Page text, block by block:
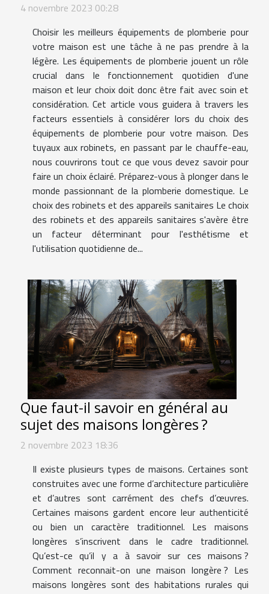
4 novembre 2023 00:28
Choisir les meilleurs équipements de plomberie pour
votre maison est une tâche à ne pas prendre à la
légère. Les équipements de plomberie jouent un rôle
crucial dans le fonctionnement quotidien d'une
maison et leur choix doit donc être fait avec soin et
considération. Cet article vous guidera à travers les
facteurs essentiels à considérer lors du choix des
équipements de plomberie pour votre maison. Des
tuyaux aux robinets, en passant par le chauffe-eau,
nous couvrirons tout ce que vous devez savoir pour
faire un choix éclairé. Préparez-vous à plonger dans le
monde passionnant de la plomberie domestique. Le
choix des robinets et des appareils sanitaires Le choix
des robinets et des appareils sanitaires s'avère être
un facteur déterminant pour l'esthétisme et
l'utilisation quotidienne de...
Que faut-il savoir en général au
sujet des maisons longères ?
2 novembre 2023 18:36
Il existe plusieurs types de maisons. Certaines sont
construites avec une forme d’architecture particulière
et d’autres sont carrément des chefs d’œuvres.
Certaines maisons gardent encore leur authenticité
ou bien un caractère traditionnel. Les maisons
longères s’inscrivent dans le cadre traditionnel.
Qu’est-ce qu’il y a à savoir sur ces maisons ?
Comment reconnait-on une maison longère ? Les
maisons longères sont des habitations rurales qui